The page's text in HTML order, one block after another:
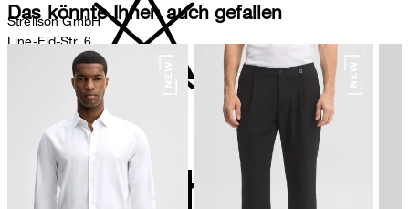
nicht bleichen
Strellson GmbH
Line-Eid-Str. 6
78467 Konstanz
Deutschland
contact@strellson.com
Produzent
Strellson AG
Sonnenwiesenstrasse 21
Das könnte Ihnen auch gefallen